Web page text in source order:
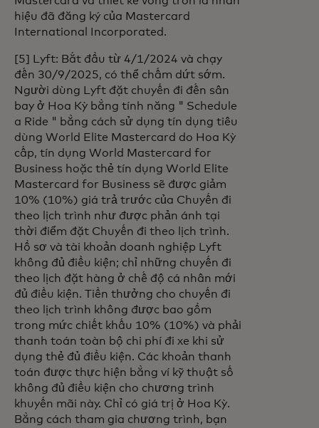
hiệu đã đăng ký của Mastercard
International Incorporated.
[5] Lyft: Bắt đầu từ 4/1/2024 và chạy
đến 30/9/2025, có thể chấm dứt sớm.
Người dùng Lyft đặt chuyến đi đến sân
bay ở Hoa Kỳ bằng tính năng " Schedule
a Ride " bằng cách sử dụng tín dụng tiêu
dùng World Elite Mastercard do Hoa Kỳ
cấp, tín dụng World Mastercard for
Business hoặc thẻ tín dụng World Elite
Mastercard for Business sẽ được giảm
10% (10%) giá trả trước của Chuyến đi
theo lịch trình như được phản ánh tại
thời điểm đặt Chuyến đi theo lịch trình.
Hồ sơ và tài khoản doanh nghiệp Lyft
không đủ điều kiện; chỉ những chuyến đi
theo lịch đặt hàng ở chế độ cá nhân mới
đủ điều kiện. Tiền thưởng cho chuyến đi
theo lịch trình không được bao gồm
trong mức chiết khấu 10% (10%) và phải
thanh toán toàn bộ chi phí đi xe khi sử
dụng thẻ đủ điều kiện. Các khoản thanh
toán được thực hiện bằng ví kỹ thuật số
không đủ điều kiện cho chương trình
khuyến mãi này. Chỉ có giá trị ở Hoa Kỳ.
Bằng cách tham gia chương trình, bạn